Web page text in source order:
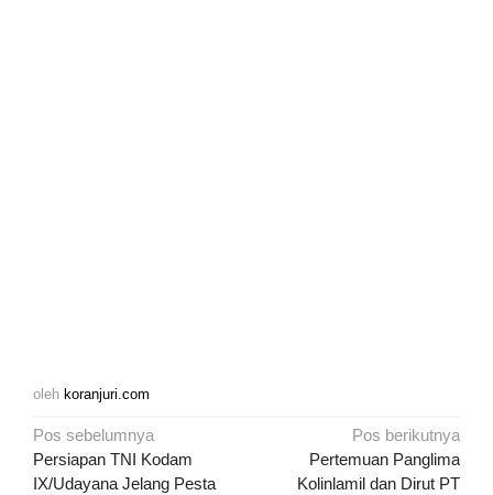
oleh koranjuri.com
Navigasi
pos
Pos sebelumnya
Persiapan TNI Kodam
IX/Udayana Jelang Pesta
Pos berikutnya
Pertemuan Panglima
Kolinlamil dan Dirut PT